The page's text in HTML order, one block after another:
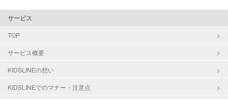
サービス
TOP
サービス概要
KIDSLINEの想い
KIDSLINEでのマナー・注意点